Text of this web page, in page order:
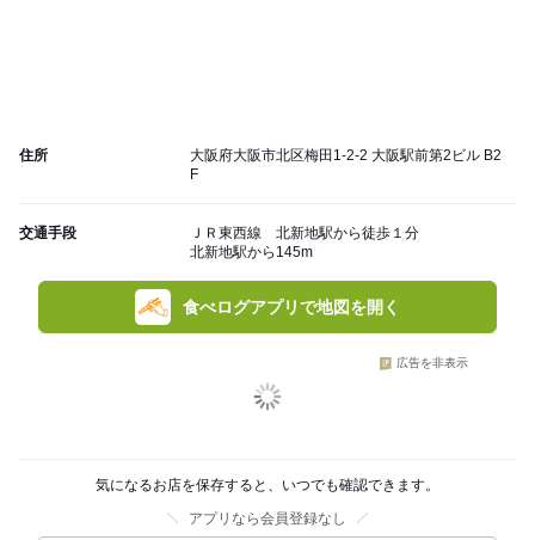
住所
大阪府大阪市北区梅田1-2-2 大阪駅前第2ビル B2
F
交通手段
ＪＲ東西線 北新地駅から徒歩１分
北新地駅から145m
食べログアプリで地図を開く
広告を非表示
気になるお店を保存すると、いつでも確認できます。
アプリなら会員登録なし